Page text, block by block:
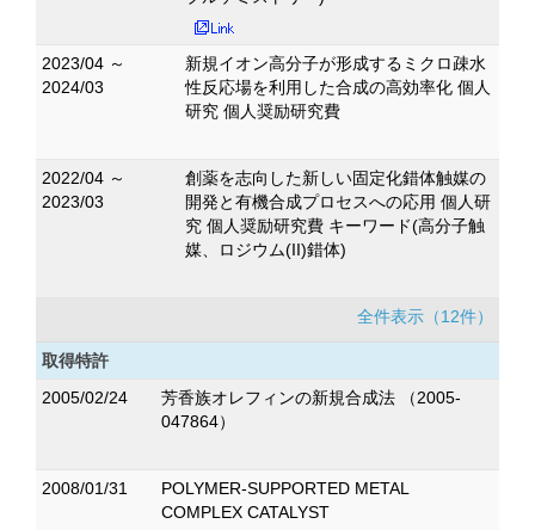
2023/04 ～
2024/03
新規イオン高分子が形成するミクロ疎水
性反応場を利用した合成の高効率化 個人
研究 個人奨励研究費
2022/04 ～
2023/03
創薬を志向した新しい固定化錯体触媒の
開発と有機合成プロセスへの応用 個人研
究 個人奨励研究費 キーワード(高分子触
媒、ロジウム(II)錯体)
全件表示（12件）
取得特許
2005/02/24
芳香族オレフィンの新規合成法 （2005-
047864）
2008/01/31
POLYMER-SUPPORTED METAL
COMPLEX CATALYST